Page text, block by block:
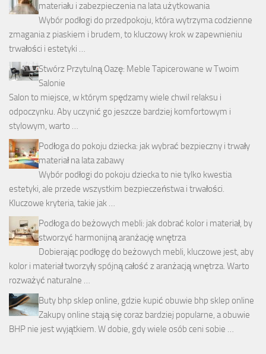
materiału i zabezpieczenia na lata użytkowania
Wybór podłogi do przedpokoju, która wytrzyma codzienne
zmagania z piaskiem i brudem, to kluczowy krok w zapewnieniu
trwałości i estetyki …
Stwórz Przytulną Oazę: Meble Tapicerowane w Twoim
Salonie
Salon to miejsce, w którym spędzamy wiele chwil relaksu i
odpoczynku. Aby uczynić go jeszcze bardziej komfortowym i
stylowym, warto …
Podłoga do pokoju dziecka: jak wybrać bezpieczny i trwały
materiał na lata zabawy
Wybór podłogi do pokoju dziecka to nie tylko kwestia
estetyki, ale przede wszystkim bezpieczeństwa i trwałości.
Kluczowe kryteria, takie jak …
Podłoga do beżowych mebli: jak dobrać kolor i materiał, by
stworzyć harmonijną aranżację wnętrza
Dobierając podłogę do beżowych mebli, kluczowe jest, aby
kolor i materiał tworzyły spójną całość z aranżacją wnętrza. Warto
rozważyć naturalne …
Buty bhp sklep online, gdzie kupić obuwie bhp sklep online
Zakupy online stają się coraz bardziej popularne, a obuwie
BHP nie jest wyjątkiem. W dobie, gdy wiele osób ceni sobie …